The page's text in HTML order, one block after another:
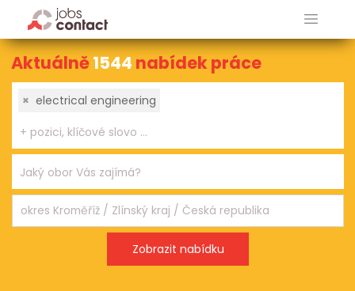
Aktuálně1544 nabídek práce
× electrical engineering